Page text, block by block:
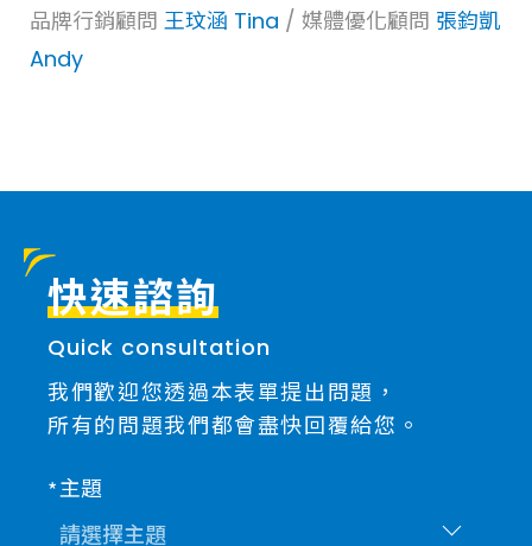
品牌行銷顧問 王玟涵 Tina / 媒體優化顧問 張鈞凱
Andy
快速諮詢
Quick consultation
我們歡迎您透過本表單提出問題，
所有的問題我們都會盡快回覆給您。
主題